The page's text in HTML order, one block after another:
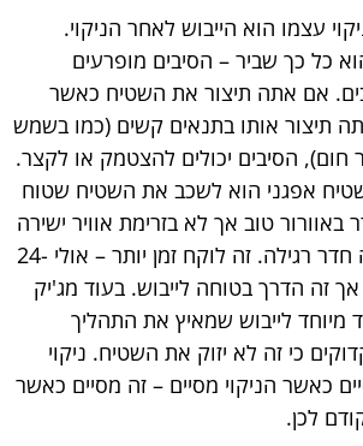
עצמו הוא הייבוש לאחר הניקוי.
כל כך שביר – הסיבים מופרעים
אם אתה תיצור את השטיח כאשר
תיצור אותו בתנאים קשים (כמו בשמש
הסיבים יכולים להצטמק או לקצר.
אפגני הוא לשכב את השטיח שטוח
טוב אך לא בזרימת אוויר ישירה
חזקה, ובטמפרטורה חדר רגילה. זה לוקח זמן יותר – אולי 24-
אך זה הדרך בטוחה לייבוש. בעוד מג'יק
מיוחד לייבוש שמאיץ את התהליך
כי זה לא יזוק את השטיח. ניקוי
כאשר הניקוי מסיים – זה מסיים כאשר
לכן.